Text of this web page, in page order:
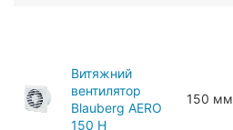
Витяжний
вентилятор
Blauberg AERO
150 H
150 мм